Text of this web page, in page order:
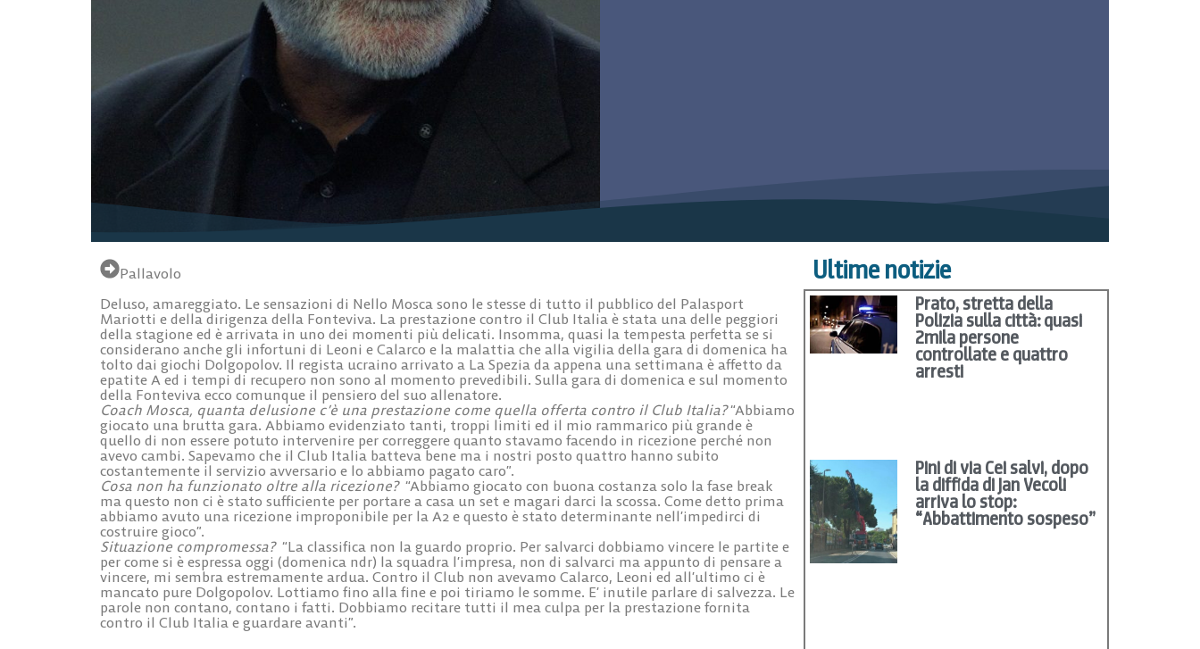
Pallavolo
Deluso, amareggiato. Le sensazioni di Nello Mosca sono le stesse di tutto il pubblico del Palasport
Mariotti e della dirigenza della Fonteviva. La prestazione contro il Club Italia è stata una delle peggiori
della stagione ed è arrivata in uno dei momenti più delicati. Insomma, quasi la tempesta perfetta se si
considerano anche gli infortuni di Leoni e Calarco e la malattia che alla vigilia della gara di domenica ha
tolto dai giochi Dolgopolov. Il regista ucraino arrivato a La Spezia da appena una settimana è affetto da
epatite A ed i tempi di recupero non sono al momento prevedibili. Sulla gara di domenica e sul momento
della Fonteviva ecco comunque il pensiero del suo allenatore.
Coach Mosca, quanta delusione c’è una prestazione come quella offerta contro il Club Italia?“Abbiamo
giocato una brutta gara. Abbiamo evidenziato tanti, troppi limiti ed il mio rammarico più grande è
quello di non essere potuto intervenire per correggere quanto stavamo facendo in ricezione perché non
avevo cambi. Sapevamo che il Club Italia batteva bene ma i nostri posto quattro hanno subito
costantemente il servizio avversario e lo abbiamo pagato caro”.
Cosa non ha funzionato oltre alla ricezione?“Abbiamo giocato con buona costanza solo la fase break
ma questo non ci è stato sufficiente per portare a casa un set e magari darci la scossa. Come detto prima
abbiamo avuto una ricezione improponibile per la A2 e questo è stato determinante nell’impedirci di
costruire gioco”.
Situazione compromessa?“La classifica non la guardo proprio. Per salvarci dobbiamo vincere le partite e
per come si è espressa oggi (domenica ndr) la squadra l’impresa, non di salvarci ma appunto di pensare a
vincere, mi sembra estremamente ardua. Contro il Club non avevamo Calarco, Leoni ed all’ultimo ci è
mancato pure Dolgopolov. Lottiamo fino alla fine e poi tiriamo le somme. E’ inutile parlare di salvezza. Le
parole non contano, contano i fatti. Dobbiamo recitare tutti il mea culpa per la prestazione fornita
contro il Club Italia e guardare avanti”.
Ultime notizie
Prato, stretta della
Polizia sulla città: quasi
2mila persone
controllate e quattro
arresti
Pini di via Cei salvi, dopo
la diffida di Jan Vecoli
arriva lo stop:
“Abbattimento sospeso”